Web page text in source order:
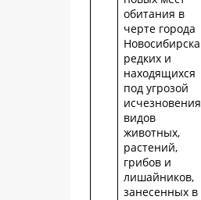
обитания в
черте города
Новосибирска
редких и
находящихся
под угрозой
исчезновения
видов
животных,
растений,
грибов и
лишайников,
занесенных в